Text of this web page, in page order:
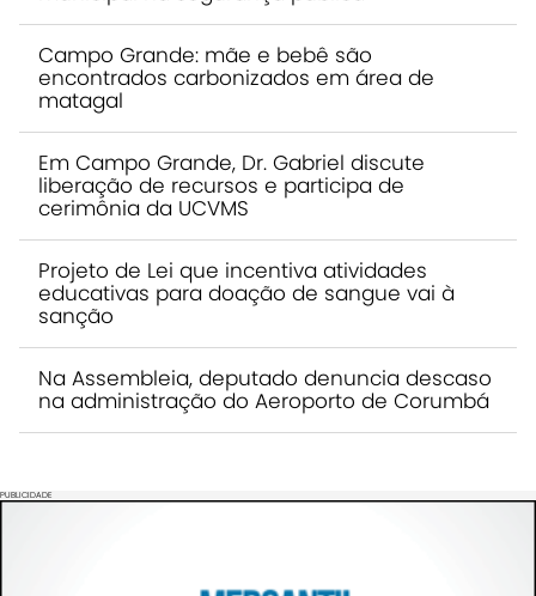
Campo Grande: mãe e bebê são
encontrados carbonizados em área de
matagal
Em Campo Grande, Dr. Gabriel discute
liberação de recursos e participa de
cerimônia da UCVMS
Projeto de Lei que incentiva atividades
educativas para doação de sangue vai à
sanção
Na Assembleia, deputado denuncia descaso
na administração do Aeroporto de Corumbá
PUBLICIDADE